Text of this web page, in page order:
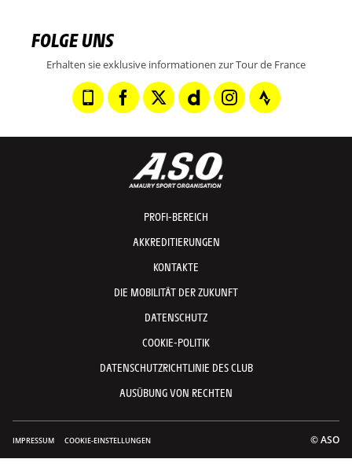
FOLGE UNS
Erhalten sie exklusive informationen zur Tour de France
PROFI-BEREICH
AKKREDITIERUNGEN
KONTAKTE
DIE MOBILITÄT DER ZUKUNFT
DATENSCHUTZ
COOKIE-POLITIK
DATENSCHUTZRICHTLINIE DES CLUB
AUSÜBUNG VON RECHTEN
IMPRESSUM COOKIE-EINSTELLUNGEN © ASO